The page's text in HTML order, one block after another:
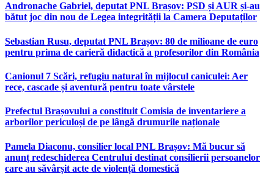
Andronache Gabriel, deputat PNL Brașov: PSD și AUR și-au
bătut joc din nou de Legea integrității la Camera Deputaților
Sebastian Rusu, deputat PNL Brașov: 80 de milioane de euro
pentru prima de carieră didactică a profesorilor din România
Canionul 7 Scări, refugiu natural în mijlocul caniculei: Aer
rece, cascade și aventură pentru toate vârstele
Prefectul Brașovului a constituit Comisia de inventariere a
arborilor periculoși de pe lângă drumurile naționale
Pamela Diaconu, consilier local PNL Brașov: Mă bucur să
anunț redeschiderea Centrului destinat consilierii persoanelor
care au săvârșit acte de violență domestică